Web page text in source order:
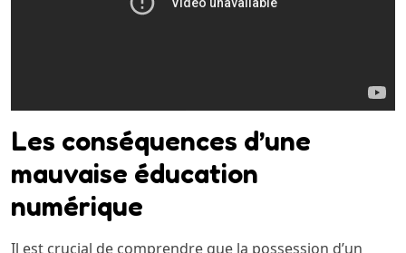
Les conséquences d’une
mauvaise éducation
numérique
Il est crucial de comprendre que la possession d’un